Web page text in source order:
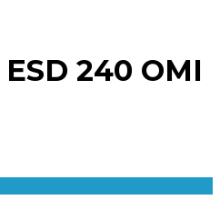
240 OMI